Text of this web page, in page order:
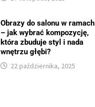
Obrazy do salonu w ramach
– jak wybrać kompozycję,
która zbuduje styl i nada
wnętrzu głębi?
22 października, 2025